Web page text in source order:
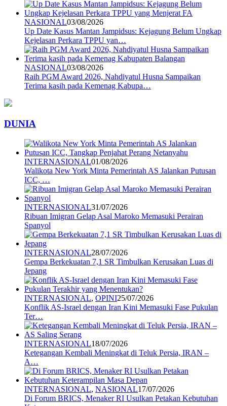
NASIONAL03/08/2026
Up Date Kasus Mantan Jampidsus: Kejagung Belum Ungkap
Kejelasan Perkara TPPU yan…
NASIONAL03/08/2026
Raih PGM Award 2026, Nahdiyatul Husna Sampaikan
Terima kasih pada Kemenag Kabupa…
DUNIA
INTERNASIONAL01/08/2026
Walikota New York Minta Pemerintah AS Jalankan Putusan
ICC, …
INTERNASIONAL31/07/2026
Ribuan Imigran Gelap Asal Maroko Memasuki Perairan
Spanyol
INTERNASIONAL28/07/2026
Gempa Berkekuatan 7,1 SR Timbulkan Kerusakan Luas di
Jepang
INTERNASIONAL, OPINI25/07/2026
Konflik AS-Israel dengan Iran Kini Memasuki Fase Pukulan
Ter…
INTERNASIONAL18/07/2026
Ketegangan Kembali Meningkat di Teluk Persia, IRAN –
A…
INTERNASIONAL, NASIONAL17/07/2026
Di Forum BRICS, Menaker RI Usulkan Petakan Kebutuhan